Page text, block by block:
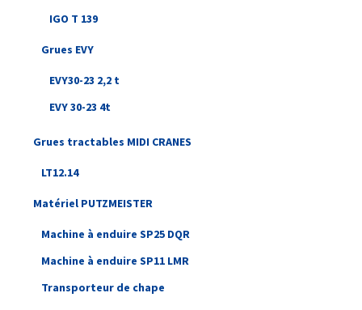
IGO T 139
Grues EVY
EVY30-23 2,2 t
EVY 30-23 4t
Grues tractables MIDI CRANES
LT12.14
Matériel PUTZMEISTER
Machine à enduire SP25 DQR
Machine à enduire SP11 LMR
Transporteur de chape